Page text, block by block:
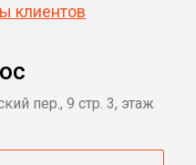
клиентов
пер., 9 стр. 3, этаж